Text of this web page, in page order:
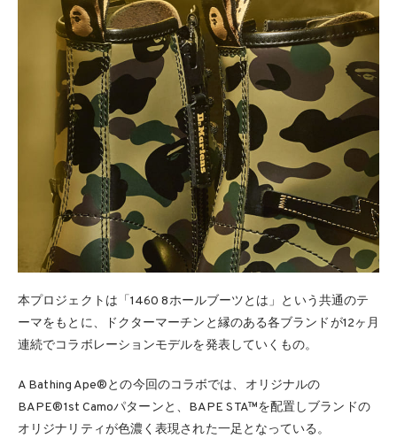
本プロジェクトは「1460 8ホールブーツとは」という共通のテ
ーマをもとに、ドクターマーチンと縁のある各ブランドが12ヶ月
連続でコラボレーションモデルを発表していくもの。
A Bathing Ape®との今回のコラボでは、オリジナルの
BAPE®1st Camoパターンと、BAPE STA™を配置しブランドの
オリジナリティが色濃く表現された一足となっている。